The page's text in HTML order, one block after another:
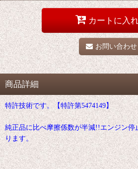
カートに入
お問い合わせ
商品詳細
特許技術です。【特許第5474149】
純正品に比べ摩擦係数が半減!!エンジン停
ります。